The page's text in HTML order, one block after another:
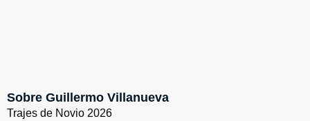
Sobre Guillermo Villanueva
Trajes de Novio 2026